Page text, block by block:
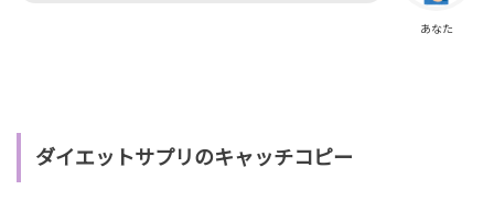
あなた
ダイエットサプリのキャッチコピー